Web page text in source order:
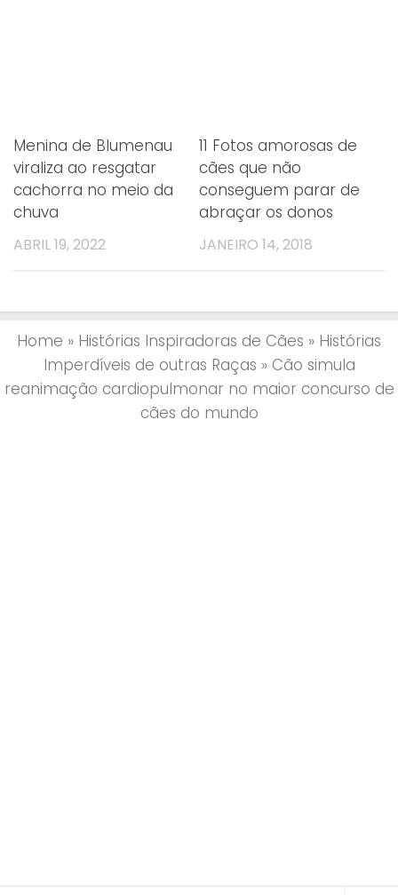
Menina de Blumenau
viraliza ao resgatar
cachorra no meio da
chuva
ABRIL 19, 2022
11 Fotos amorosas de
cães que não
conseguem parar de
abraçar os donos
JANEIRO 14, 2018
Home » Histórias Inspiradoras de Cães » Histórias
Imperdíveis de outras Raças » Cão simula
reanimação cardiopulmonar no maior concurso de
cães do mundo